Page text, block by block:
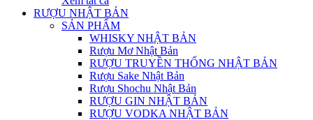
RƯỢU NHẬT BẢN
SẢN PHẨM
WHISKY NHẬT BẢN
Rượu Mơ Nhật Bản
RƯỢU TRUYỀN THỐNG NHẬT BẢN
Rượu Sake Nhật Bản
Rượu Shochu Nhật Bản
RƯỢU GIN NHẬT BẢN
RƯỢU VODKA NHẬT BẢN